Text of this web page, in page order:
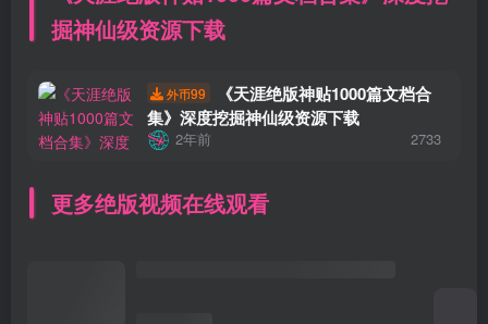
掘神仙级资源下载
外币99
《天涯绝版神贴1000篇文档合
集》深度挖掘神仙级资源下载
2年前 2733
更多绝版视频在线观看